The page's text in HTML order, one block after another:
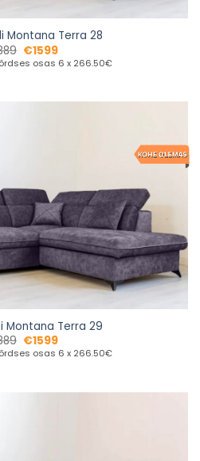
Montana Terra 28
€1599
osas 6 x 266.50€
Montana Terra 29
€1599
osas 6 x 266.50€